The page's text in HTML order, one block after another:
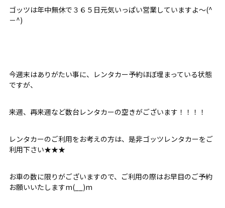
ゴッツは年中無休で３６５日元気いっぱい営業していますよ～(^
－^)
今週末はありがたい事に、レンタカー予約ほぼ埋まっている状態
ですが、
来週、再来週など数台レンタカーの空きがございます！！！！
レンタカーのご利用をお考えの方は、是非ゴッツレンタカーをご
利用下さい★★★
お車の数に限りがございますので、ご利用の際はお早目のご予約
お願いいたしますm(__)m